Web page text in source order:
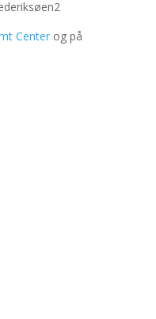
Centerog på